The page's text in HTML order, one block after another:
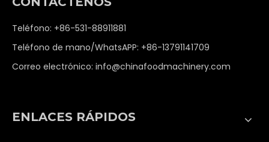
Teléfono: +86-531-88911881
Teléfono de mano/WhatsAPP: +86-13791141709
Correo electrónico: info@chinafoodmachinery.com
ENLACES RÁPIDOS